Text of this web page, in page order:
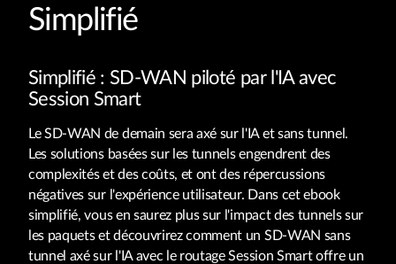
Simplifié
Simplifié : SD-WAN piloté par l'IA avec
Session Smart
Le SD-WAN de demain sera axé sur l'IA et sans tunnel.
Les solutions basées sur les tunnels engendrent des
complexités et des coûts, et ont des répercussions
négatives sur l'expérience utilisateur. Dans cet ebook
simplifié, vous en saurez plus sur l'impact des tunnels sur
les paquets et découvrirez comment un SD-WAN sans
tunnel axé sur l'IA avec le routage Session Smart offre un